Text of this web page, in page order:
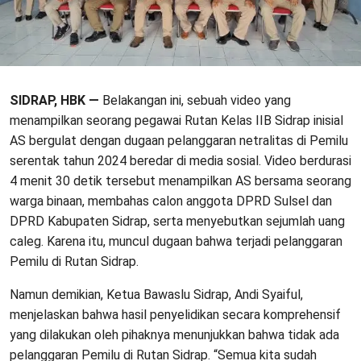
SIDRAP, HBK — Belakangan ini, sebuah video yang
menampilkan seorang pegawai Rutan Kelas IIB Sidrap inisial
AS bergulat dengan dugaan pelanggaran netralitas di Pemilu
serentak tahun 2024 beredar di media sosial. Video berdurasi
4 menit 30 detik tersebut menampilkan AS bersama seorang
warga binaan, membahas calon anggota DPRD Sulsel dan
DPRD Kabupaten Sidrap, serta menyebutkan sejumlah uang
caleg. Karena itu, muncul dugaan bahwa terjadi pelanggaran
Pemilu di Rutan Sidrap.
Namun demikian, Ketua Bawaslu Sidrap, Andi Syaiful,
menjelaskan bahwa hasil penyelidikan secara komprehensif
yang dilakukan oleh pihaknya menunjukkan bahwa tidak ada
pelanggaran Pemilu di Rutan Sidrap. “Semua kita sudah